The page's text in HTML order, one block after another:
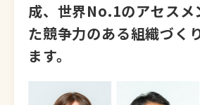
成、 世界No.1のアセスメ
た競争力のある組織づく
ます。